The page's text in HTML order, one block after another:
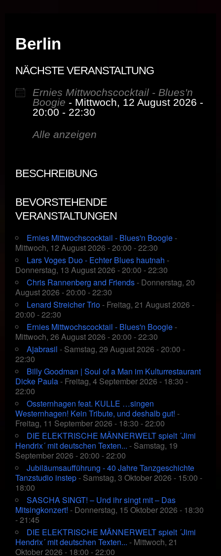
Berlin
NÄCHSTE VERANSTALTUNG
Ernies Mittwochscocktail - Blues'n
Boogie - Mittwoch, 12 August 2026 -
20:00 - 22:30
Alle anzeigen
BESCHREIBUNG
BEVORSTEHENDE
VERANSTALTUNGEN
Ernies Mittwochscocktail - Blues'n Boogie-
Mittwoch, 12 August 2026 - 20:00 - 22:30
Lars Voges Duo - Echter Blues hautnah -
Donnerstag, 13 August 2026 - 20:00 - 22:30
Chris Rannenberg and Friends- Donnerstag, 20
August 2026 - 20:00 - 22:30
Lenard Streicher Trio- Freitag, 21 August 2026 -
20:00 - 22:30
Ernies Mittwochscocktail - Blues'n Boogie-
Mittwoch, 26 August 2026 - 20:00 - 22:30
Ajabrasil - Samstag, 29 August 2026 - 20:00 -
22:30
Billy Goodman | Soul of a Man im Kulturrestaurant
Dicke Paula- Freitag, 4 September 2026 - 18:30 -
22:00
Ossternhagen feat. KULLE …singen
Westernhagen! Kein Tribute, und deshalb gut! -
Freitag, 11 September 2026 - 18:30 - 22:00
DIE ELEKTRISCHE MÄNNERWELT spielt ´Jimi
Hendrix´ mit deutschen Texten... - Samstag, 19
September 2026 - 20:00 - 22:00
Jubiläumsaufführung - 40 Jahre Tanzgeschichte
Tanzstudio instep- Samstag, 3 Oktober 2026 - 15:00 -
18:00
SASCHA SINGT! – Und ihr singt mit – Das
Mitsingkonzert! - Donnerstag, 15 Oktober 2026 - 18:30
- 21:45
DIE ELEKTRISCHE MÄNNERWELT spielt ´Jimi
Hendrix´ mit deutschen Texten... - Mittwoch, 21
Oktober 2026 - 18:00 - 22:00